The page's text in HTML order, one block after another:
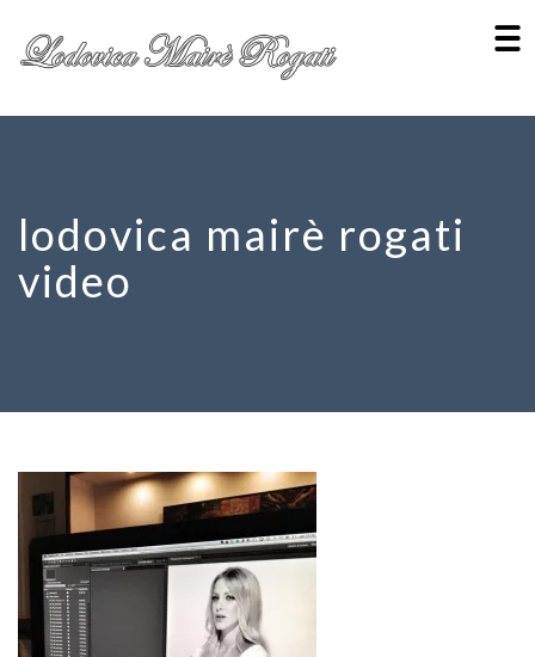
lodovica mairè rogati
video